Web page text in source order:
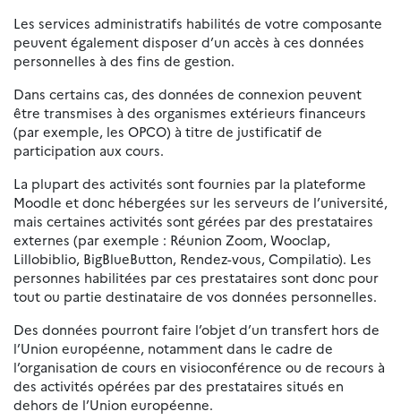
Les services administratifs habilités de votre composante
peuvent également disposer d’un accès à ces données
personnelles à des fins de gestion.
Dans certains cas, des données de connexion peuvent
être transmises à des organismes extérieurs financeurs
(par exemple, les OPCO) à titre de justificatif de
participation aux cours.
La plupart des activités sont fournies par la plateforme
Moodle et donc hébergées sur les serveurs de l’université,
mais certaines activités sont gérées par des prestataires
externes (par exemple : Réunion Zoom, Wooclap,
Lillobiblio, BigBlueButton, Rendez-vous, Compilatio). Les
personnes habilitées par ces prestataires sont donc pour
tout ou partie destinataire de vos données personnelles.
Des données pourront faire l’objet d’un transfert hors de
l’Union européenne, notamment dans le cadre de
l’organisation de cours en visioconférence ou de recours à
des activités opérées par des prestataires situés en
dehors de l’Union européenne.